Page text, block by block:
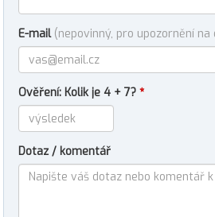
E-mail (nepovinný, pro upozornění na
Ověření: Kolik je 4 + 7? *
Dotaz / komentář